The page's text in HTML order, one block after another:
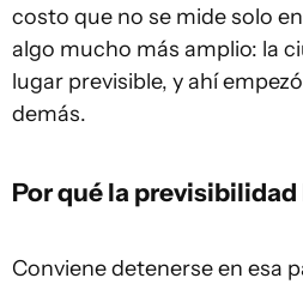
costo que no se mide solo
algo mucho más amplio: la
lugar previsible, y ahí
demás.
Por qué la
Conviene detenerse en esa